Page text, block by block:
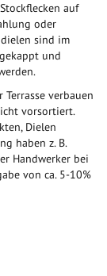
auf
oder
sind im
und
verbauen
vorsortiert.
Dielen
haben z. B.
Handwerker bei
von ca. 5-10%